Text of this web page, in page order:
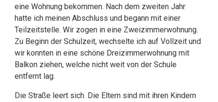
eine Wohnung bekommen. Nach dem zweiten Jahr
hatte ich meinen Abschluss und begann mit einer
Teilzeitstelle. Wir zogen in eine Zweizimmerwohnung.
Zu Beginn der Schulzeit, wechselte ich auf Vollzeit und
wir konnten in eine schöne Dreizimmerwohnung mit
Balkon ziehen, welche nicht weit von der Schule
entfernt lag.
Die Straße leert sich. Die Eltern sind mit ihren Kindern